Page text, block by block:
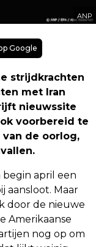
ANP
Google
strijdkrachten
met Iran
nieuwssite
voorbereid te
de oorlog,
april een
aansloot. Maar
door de nieuwe
Amerikaanse
nog op om